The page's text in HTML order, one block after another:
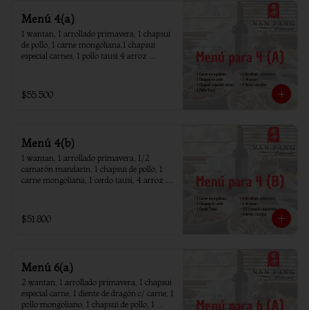
Menú 4(a)
1 wantan, 1 arrollado primavera, 1 chapsui
de pollo, 1 carne mongoliana,1 chapsui
especial carnes, 1 pollo tausi 4 arroz
$55.500
Menú 4(b)
1 wantan, 1 arrollado primavera, 1/2
camarón mandarín, 1 chapsui de pollo, 1
carne mongoliana, 1 cerdo tausi, 4 arroz
$51.800
Menú 6(a)
2 wantan, 1 arrollado primavera, 1 chapsui
especial carne, 1 diente de dragón c/ carne, 1
pollo mongoliano, 1 chapsui de pollo, 1